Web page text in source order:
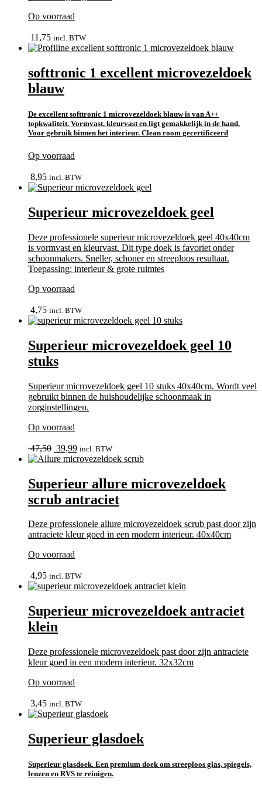
Op voorraad
11,75 incl. BTW
softtronic 1 excellent microvezeldoek
blauw
De excellent softtronic 1 microvezeldoek blauw is van A++
topkwaliteit. Vormvast, kleurvast en ligt gemakkelijk in de hand.
Voor gebruik binnen het interieur. Clean room gecertificeerd
Op voorraad
8,95 incl. BTW
Superieur microvezeldoek geel
Deze professionele superieur microvezeldoek geel 40x40cm
is vormvast en kleurvast. Dit type doek is favoriet onder
schoonmakers. Sneller, schoner en streeploos resultaat.
Toepassing: interieur & grote ruimtes
Op voorraad
4,75 incl. BTW
Superieur microvezeldoek geel 10
stuks
Superieur microvezeldoek geel 10 stuks 40x40cm. Wordt veel
gebruikt binnen de huishoudelijke schoonmaak in
zorginstellingen.
Op voorraad
47,50 Oorspronkelijke
prijs
47,50.
39,99Huidige
prijs
39,99.
incl. BTW
Superieur allure microvezeldoek
scrub antraciet
Deze professionele allure microvezeldoek scrub past door zijn
antraciete kleur goed in een modern interieur. 40x40cm
Op voorraad
4,95 incl. BTW
Superieur microvezeldoek antraciet
klein
Deze professionele microvezeldoek past door zijn antraciete
kleur goed in een modern interieur. 32x32cm
Op voorraad
3,45 incl. BTW
Superieur glasdoek
Superieur glasdoek. Een premium doek om streeploos glas, spiegels,
lenzen en RVS te reinigen.